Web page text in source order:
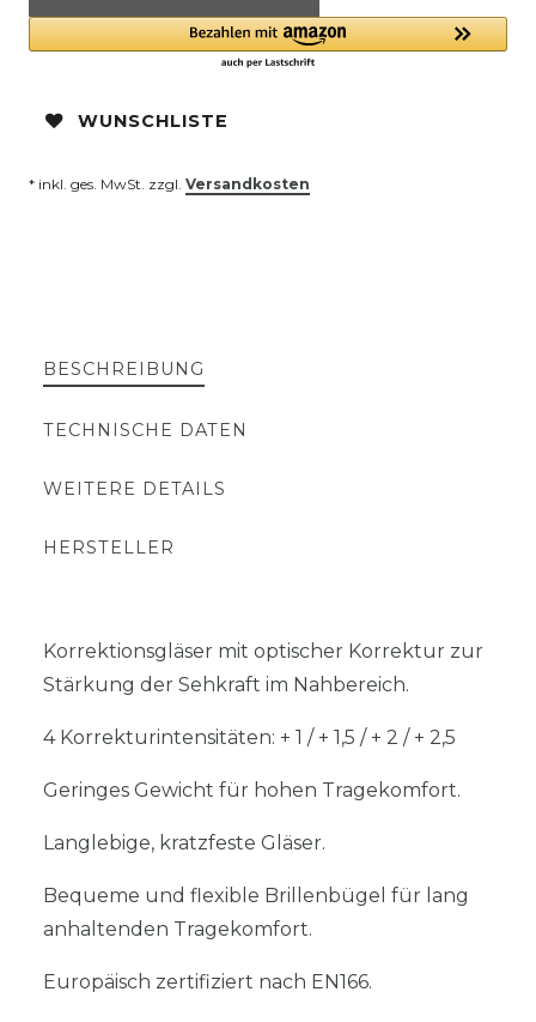
WUNSCHLISTE
* inkl. ges. MwSt. zzgl. Versandkosten
BESCHREIBUNG
TECHNISCHE DATEN
WEITERE DETAILS
HERSTELLER
Korrektionsgläser mit optischer Korrektur zur
Stärkung der Sehkraft im Nahbereich.
4 Korrekturintensitäten: + 1 / + 1,5 / + 2 / + 2,5
Geringes Gewicht für hohen Tragekomfort.
Langlebige, kratzfeste Gläser.
Bequeme und flexible Brillenbügel für lang
anhaltenden Tragekomfort.
Europäisch zertifiziert nach EN166.